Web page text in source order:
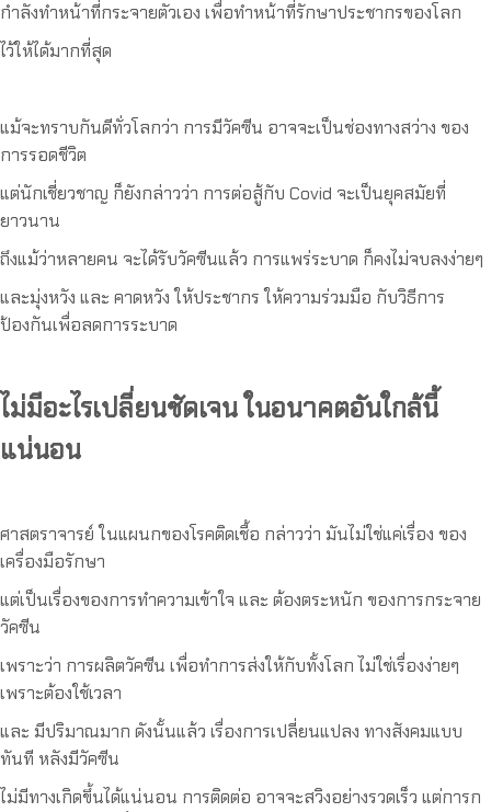
กำลังทำหน้าที่กระจายตัวเอง เพื่อทำหน้าที่รักษาประชากรของโลก
ไว้ให้ได้มากที่สุด
แม้จะทราบกันดีทั่วโลกว่า การมีวัคซีน อาจจะเป็นช่องทางสว่าง ของ
การรอดชีวิต
แต่นักเชี่ยวชาญ ก็ยังกล่าวว่า การต่อสู้กับ Covid จะเป็นยุคสมัยที่
ยาวนาน
ถึงแม้ว่าหลายคน จะได้รับวัคซีนแล้ว การแพร่ระบาด ก็คงไม่จบลงง่ายๆ
และมุ่งหวัง และ คาดหวัง ให้ประชากร ให้ความร่วมมือ กับวิธีการ
ป้องกันเพื่อลดการระบาด
ไม่มีอะไรเปลี่ยนชัดเจน ในอนาคตอันใกล้นี้
แน่นอน
ศาสตราจารย์ ในแผนกของโรคติดเชื้อ กล่าวว่า มันไม่ใช่แค่เรื่อง ของ
เครื่องมือรักษา
แต่เป็นเรื่องของการทำความเข้าใจ และ ต้องตระหนัก ของการกระจาย
วัคซีน
เพราะว่า การผลิตวัคซีน เพื่อทำการส่งให้กับทั้งโลก ไม่ใช่เรื่องง่ายๆ
เพราะต้องใช้เวลา
และ มีปริมาณมาก ดังนั้นแล้ว เรื่องการเปลี่ยนแปลง ทางสังคมแบบ
ทันที หลังมีวัคซีน
ไม่มีทางเกิดขึ้นได้แน่นอน การติดต่อ อาจจะสวิงอย่างรวดเร็ว แต่การก